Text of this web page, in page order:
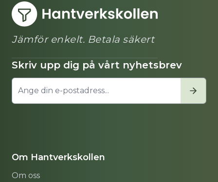
Jämför enkelt. Betala säkert
Skriv upp dig på vårt nyhetsbrev
Om Hantverkskollen
Om oss